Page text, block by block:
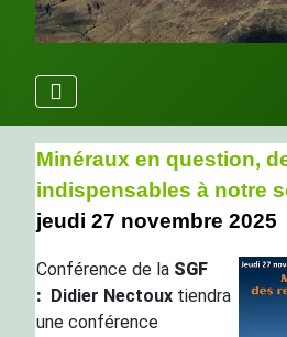
Minéraux en question,
indispensables à notre
jeudi 27 novembre 2025
Conférence de la SGF
: Didier Nectoux tiendra
une conférence